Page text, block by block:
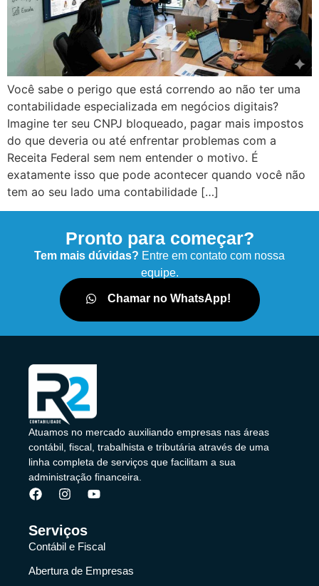
Você sabe o perigo que está correndo ao não ter uma
contabilidade especializada em negócios digitais?
Imagine ter seu CNPJ bloqueado, pagar mais impostos
do que deveria ou até enfrentar problemas com a
Receita Federal sem nem entender o motivo. É
exatamente isso que pode acontecer quando você não
tem ao seu lado uma contabilidade […]
Pronto para começar?
Tem mais dúvidas? Entre em contato com nossa
equipe.
Chamar no WhatsApp!
Atuamos no mercado auxiliando empresas nas áreas
contábil, fiscal, trabalhista e tributária através de uma
linha completa de serviços que facilitam a sua
administração financeira.
Serviços
Contábil e Fiscal
Abertura de Empresas